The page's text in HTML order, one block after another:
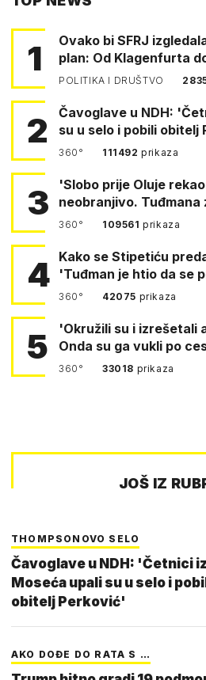
1
Ovako bi SFRJ
plan: Od Klagenfurta
POLITIKA I DRUŠTVO
2
Čavoglave u NDH:
su u selo i pobili obitelj
360° 111492prikaza
3
'Slobo prije Oluje
neobranjivo.
360° 109561prikaza
4 Kako se Stipetiću
'Tuđman je htio da se
360° 42075 prikaza
5
'Okružili su i izrešetali
Onda su ga vukli po
360° 33018 prikaza
JOŠ IZ
THOMPSONOVO SELO
Čavoglave u NDH: 'Četnici iz
Moseća upali su u selo i
obitelj Perković'
AKO DOĐE DO RATA S …